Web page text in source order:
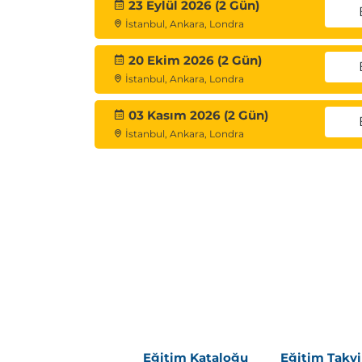
Makro İşlemleri (Record Macros)
23 Eylül 2026 (2 Gün)
İstanbul, Ankara, Londra
20 Ekim 2026 (2 Gün)
İstanbul, Ankara, Londra
03 Kasım 2026 (2 Gün)
İstanbul, Ankara, Londra
Eğitim Kataloğu Eğitim